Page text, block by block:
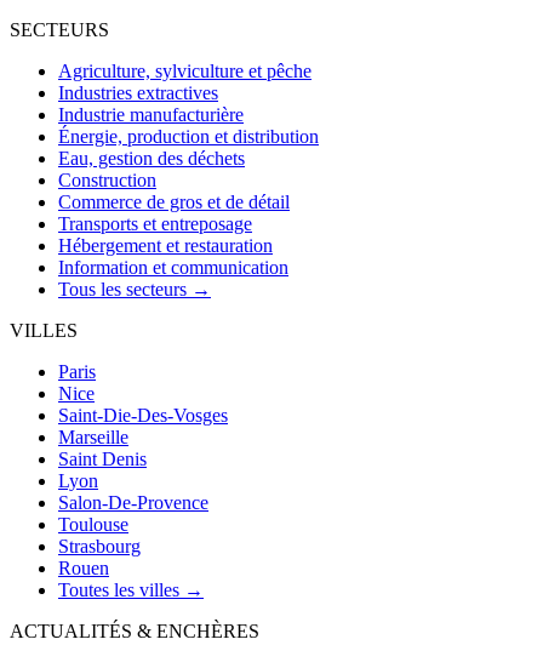
SECTEURS
Agriculture, sylviculture et pêche
Industries extractives
Industrie manufacturière
Énergie, production et distribution
Eau, gestion des déchets
Construction
Commerce de gros et de détail
Transports et entreposage
Hébergement et restauration
Information et communication
Tous les secteurs →
VILLES
Paris
Nice
Saint-Die-Des-Vosges
Marseille
Saint Denis
Lyon
Salon-De-Provence
Toulouse
Strasbourg
Rouen
Toutes les villes →
ACTUALITÉS & ENCHÈRES